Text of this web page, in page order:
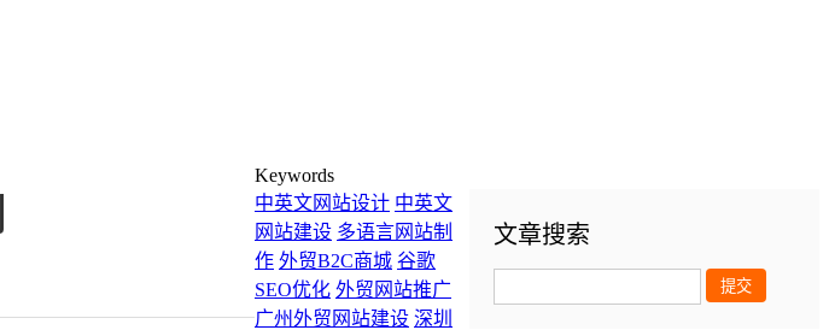
文章搜索
Keywords
中英文网站设计 中英文
网站建设 多语言网站制
作 外贸B2C商城 谷歌
SEO优化 外贸网站推广
广州外贸网站建设 深圳